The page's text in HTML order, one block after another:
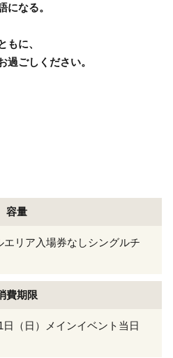
になる。
もに、
過ごしください。
容量
リア入場券なしシングルチ
費期限
（日）メインイベント当日